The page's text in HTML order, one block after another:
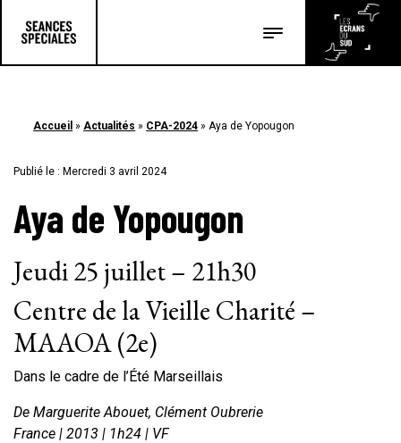
Accueil »Actualités » CPA-2024 »Aya de Yopougon
Publié le : Mercredi 3 avril 2024
Aya de Yopougon
Jeudi 25 juillet – 21h30
Centre de la Vieille Charité –
MAAOA (2e)
Dans le cadre de l’Été Marseillais
De Marguerite Abouet, Clément Oubrerie
France | 2013 | 1h24 | VF